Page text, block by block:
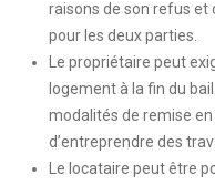
raisons de son refus et
pour les deux parties.
Le propriétaire peut
logement à la fin du
modalités de remise
d’entreprendre des
Le locataire peut être